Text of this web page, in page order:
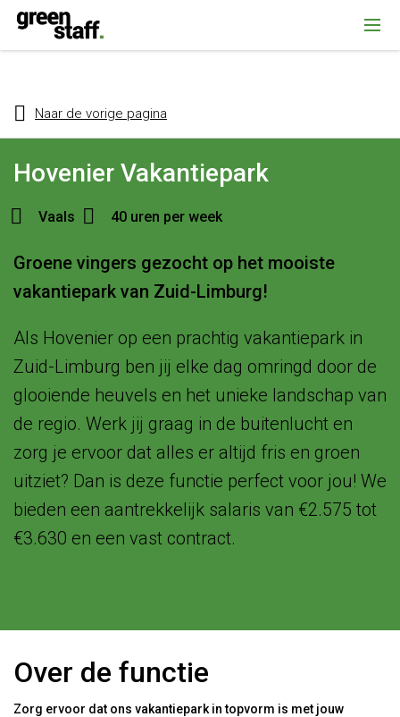
{ "@context": "https://schema.org", "@type": "Organization", "name":
""Greenstaff, "url": "https://www.greenstaff.nl", "logo": "" }
Naar de vorige pagina
Hovenier Vakantiepark
Vaals 40 uren per week
Groene vingers gezocht op het mooiste
vakantiepark van Zuid-Limburg!
Als Hovenier op een prachtig vakantiepark in
Zuid-Limburg ben jij elke dag omringd door de
glooiende heuvels en het unieke landschap van
de regio. Werk jij graag in de buitenlucht en
zorg je ervoor dat alles er altijd fris en groen
uitziet? Dan is deze functie perfect voor jou! We
bieden een aantrekkelijk salaris van €2.575 tot
€3.630 en een vast contract.
Over de functie
Zorg ervoor dat ons vakantiepark in topvorm is met jouw